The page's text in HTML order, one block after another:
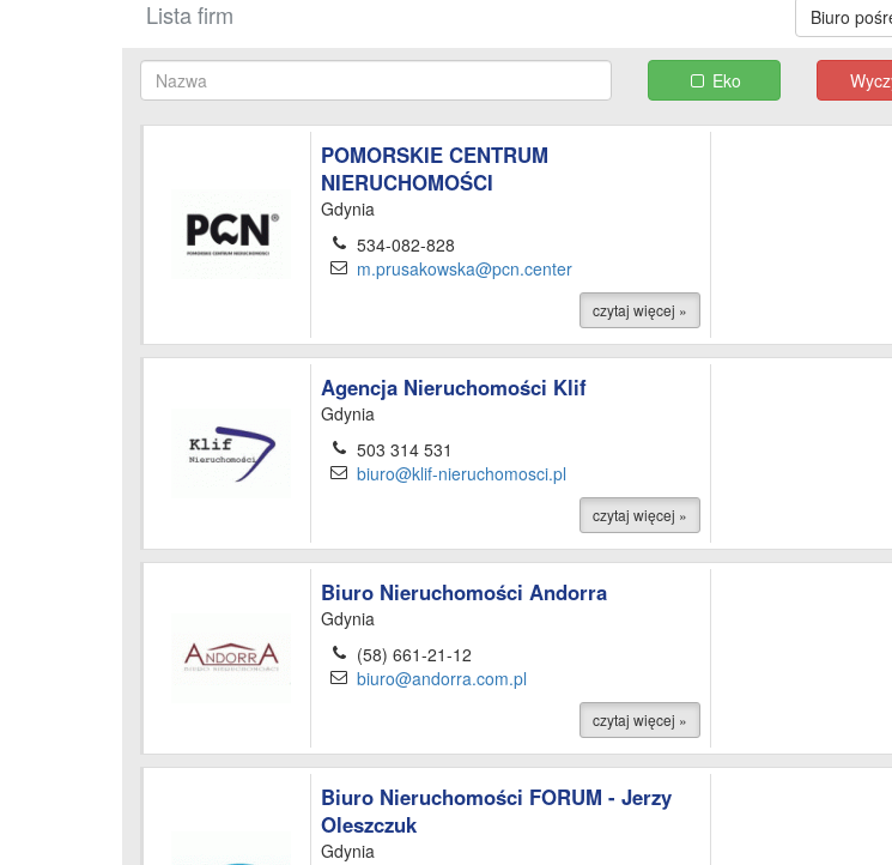
Lista firm Biuro
Eko
POMORSKIE CENTRUM
NIERUCHOMOŚCI
Gdynia
534-082-828
m.prusakowska@pcn.center
czytaj więcej »
Agencja Nieruchomości Klif
Gdynia
503 314 531
biuro@klif-nieruchomosci.pl
czytaj więcej »
Biuro Nieruchomości Andorra
Gdynia
(58) 661-21-12
biuro@andorra.com.pl
czytaj więcej »
Biuro Nieruchomości FORUM - Jerzy
Oleszczuk
Gdynia